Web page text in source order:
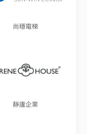
尚穩電梯
靜廬企業